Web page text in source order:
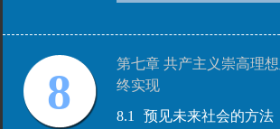
8
第七章 共产主义崇高理
终实现
8.1
预见未来社会的方法